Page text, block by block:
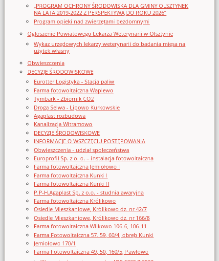
„PROGRAM OCHRONY ŚRODOWISKA DLA GMINY OLSZTYNEK
NA LATA 2019-2022 Z PERSPEKTYWĄ DO ROKU 2026”
Program opieki nad zwierzętami bezdomnymi
Ogloszenie Powiatowego Lekarza Weterynarii w Olsztynie
Wykaz urzędowych lekarzy weterynarii do badania mięsa na
użytek własny
Obwieszczenia
DECYZJE ŚRODOWISKOWE
Eurotter Logistyka - Stacja paliw
Farma fotowoltaiczna Waplewo
Tymbark - Zbiornik CO2
Droga Selwa - Lipowo Kurkowskie
Agaplast rozbudowa
Kanalizacja Witramowo
DECYZJE ŚRODOWISKOWE
INFORMACJE O WSZCZĘCIU POSTĘPOWANIA
Obwieszczenia - udział społeczeństwa
Europrofil Sp. z o. o. – instalacja fotowoltaiczna
Farma fotowoltaiczna Jemiołowo I
Farma fotowoltaiczna Kunki I
Farma fotowoltaiczna Kunki II
P.P-H.Agaplast Sp. z o.o. - studnia awaryjna
Farma fotowoltaiczna Królikowo
Osiedle Mieszkaniowe, Królikowo dz. nr 42/7
Osiedle Mieszkaniowe, Królikowo dz. nr 166/8
Farma fotowoltaiczna Wilkowo 106-6, 106-11
Farma Fotowoltaiczna 57, 59, 60/4, obręb Kunki
Jemiołowo 170/1
Farma Fotowoltaiczna 49, 50, 160/5, Pawłowo